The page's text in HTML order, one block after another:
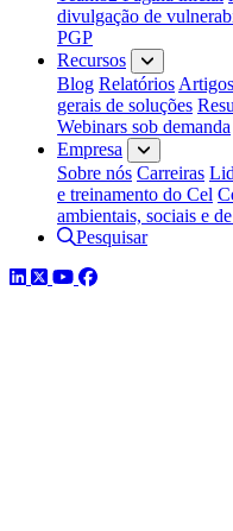
divulgação de
PGP
Recursos
Blog Relatórios
gerais de soluções
Webinars sob demanda
Empresa
Sobre nós Carreiras
e treinamento do Cel
ambientais, sociais e
Pesquisar
LinkedIn
TwitterYouTube
Facebook